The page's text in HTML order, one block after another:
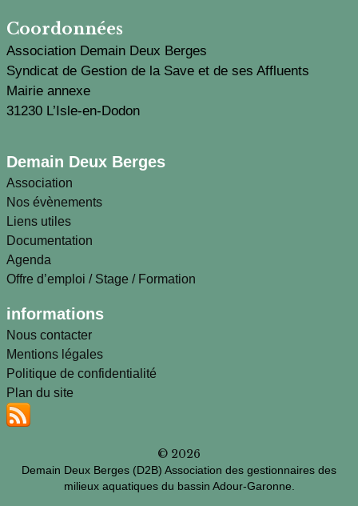
Coordonnées
Association Demain Deux Berges
Syndicat de Gestion de la Save et de ses Affluents
Mairie annexe
31230 L’Isle-en-Dodon
Demain Deux Berges
Association
Nos évènements
Liens utiles
Documentation
Agenda
Offre d’emploi / Stage / Formation
informations
Nous contacter
Mentions légales
Politique de confidentialité
Plan du site
© 2026
Demain Deux Berges (D2B) Association des gestionnaires des
milieux aquatiques du bassin Adour-Garonne.